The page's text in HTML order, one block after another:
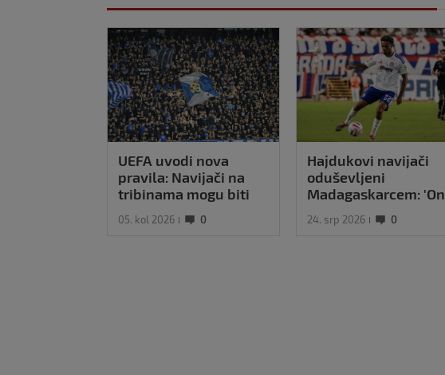
UEFA uvodi nova
pravila: Navijači na
tribinama mogu biti
05. kol 2026 0
Hajdukovi navijači
oduševljeni
Madagaskarcem: 'On
nam blagajnu'
24. srp 2026 0